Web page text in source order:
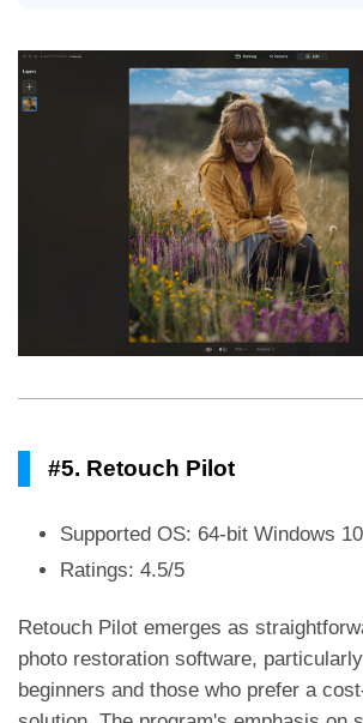
#5. Retouch Pilot
Supported OS: 64-bit Windows
Ratings: 4.5/5
Retouch Pilot emerges as
photo restoration software,
beginners and those who prefer a